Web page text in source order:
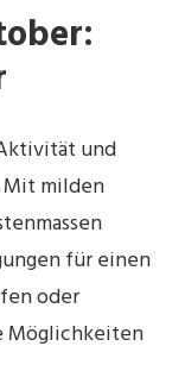
und
Mit milden
für einen
oder
Möglichkeiten